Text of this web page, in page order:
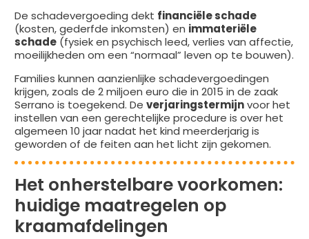
De schadevergoeding dekt financiële schade
(kosten, gederfde inkomsten) en immateriële
schade (fysiek en psychisch leed, verlies van affectie,
moeilijkheden om een “normaal” leven op te bouwen).
Families kunnen aanzienlijke schadevergoedingen
krijgen, zoals de 2 miljoen euro die in 2015 in de zaak
Serrano is toegekend. De verjaringstermijnvoor het
instellen van een gerechtelijke procedure is over het
algemeen 10 jaar nadat het kind meerderjarig is
geworden of de feiten aan het licht zijn gekomen.
Het onherstelbare voorkomen:
huidige maatregelen op
kraamafdelingen